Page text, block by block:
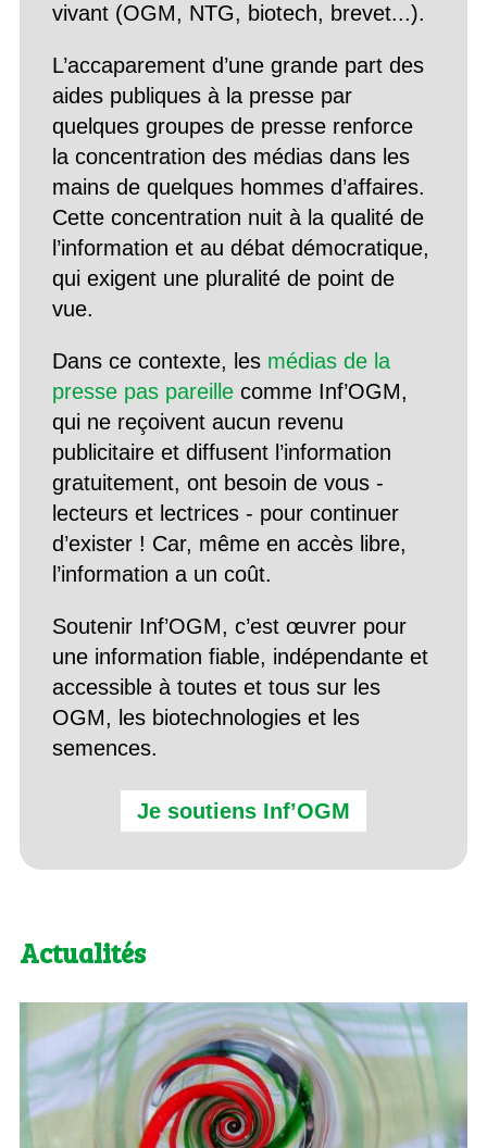
vivant (OGM, NTG, biotech, brevet...).
L’accaparement d’une grande part des
aides publiques à la presse par
quelques groupes de presse renforce
la concentration des médias dans les
mains de quelques hommes d’affaires.
Cette concentration nuit à la qualité de
l’information et au débat démocratique,
qui exigent une pluralité de point de
vue.
Dans ce contexte, les médias de la
presse pas pareillecomme Inf’OGM,
qui ne reçoivent aucun revenu
publicitaire et diffusent l’information
gratuitement, ont besoin de vous -
lecteurs et lectrices - pour continuer
d’exister ! Car, même en accès libre,
l’information a un coût.
Soutenir Inf’OGM, c’est œuvrer pour
une information fiable, indépendante et
accessible à toutes et tous sur les
OGM, les biotechnologies et les
semences.
Je soutiens Inf’OGM
Actualités